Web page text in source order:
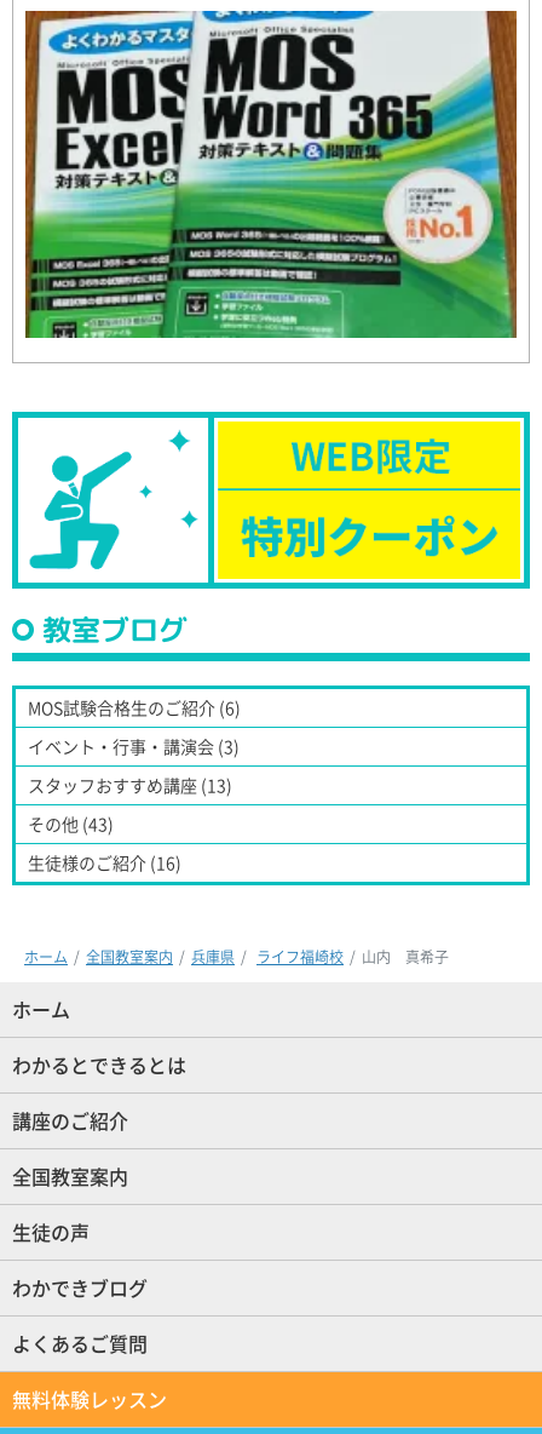
教室ブログ
MOS試験合格生のご紹介 (6)
イベント・行事・講演会 (3)
スタッフおすすめ講座 (13)
その他 (43)
生徒様のご紹介 (16)
ホーム 全国教室案内 兵庫県 ライフ福崎校 山内 真希子
ホーム
わかるとできるとは
講座のご紹介
全国教室案内
生徒の声
わかできブログ
よくあるご質問
無料体験レッスン